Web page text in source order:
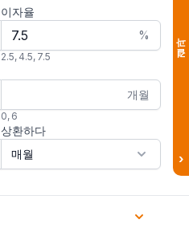
미리보기 사업 대출 계산기 위젯
이자율
%
2.5, 4.5, 7.5
개월
0, 6
상환하다
결과
›